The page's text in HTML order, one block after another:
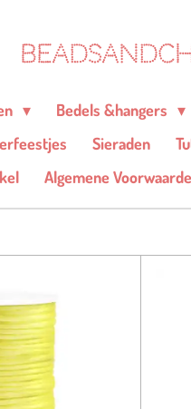
Bedels &hangers
Sieraden
Algemene